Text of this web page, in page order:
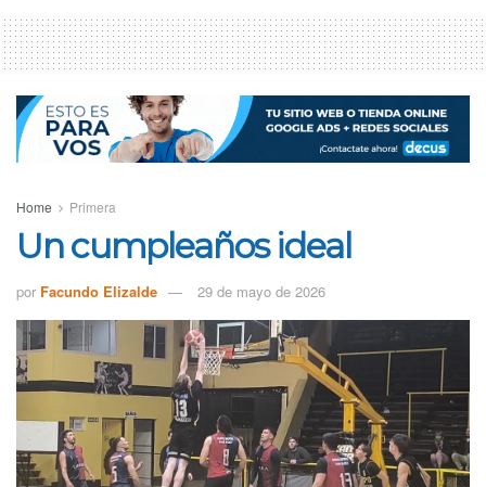
Home Primera
Un cumpleaños ideal
por Facundo Elizalde 29 de mayo de 2026